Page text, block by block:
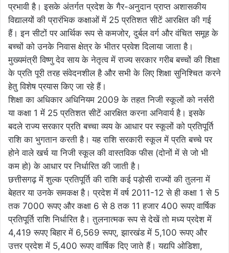
प्रभावी है। इसके अंतर्गत प्रदेश के गैर-अनुदान प्राप्त अशासकीय
विद्यालयों की प्रारंभिक कक्षाओं में 25 प्रतिशत सीटें आरक्षित की गई
हैं। इन सीटों पर आर्थिक रूप से कमजोर, दुर्बल वर्ग और वंचित समूह के
बच्चों को उनके निवास क्षेत्र के भीतर प्रवेश दिलाया जाता है।
मुख्यमंत्री विष्णु देव साय के नेतृत्व में राज्य सरकार गरीब बच्चों की शिक्षा
के प्रति पूरी तरह संवेदनशील है और सभी के लिए शिक्षा सुनिश्चित करने
हेतु विशेष प्रयास किए जा रहे हैं।
शिक्षा का अधिकार अधिनियम 2009 के तहत निजी स्कूलों को नर्सरी
या कक्षा 1 में 25 प्रतिशत सीटें आरक्षित करना अनिवार्य है। इसके
बदले राज्य सरकार प्रति बच्चा व्यय के आधार पर स्कूलों को प्रतिपूर्ति
राशि का भुगतान करती है। यह राशि सरकारी स्कूल में प्रति बच्चे पर
होने वाले खर्च या निजी स्कूल की वास्तविक फीस (दोनों में से जो भी
कम हो) के आधार पर निर्धारित की जाती है।
छत्तीसगढ़ में शुल्क प्रतिपूर्ति की राशि कई पड़ोसी राज्यों की तुलना में
बेहतर या उनके समकक्ष है। प्रदेश में वर्ष 2011-12 से ही कक्षा 1 से 5
तक 7000 रूपए और कक्षा 6 से 8 तक 11 हजार 400 रूपए वार्षिक
प्रतिपूर्ति राशि निर्धारित है। तुलनात्मक रूप से देखें तो मध्य प्रदेश में
4,419 रूपए बिहार में 6,569 रूपए, झारखंड में 5,100 रूपए और
उत्तर प्रदेश में 5,400 रूपए वार्षिक दिए जाते हैं। यद्यपि ओडिशा,